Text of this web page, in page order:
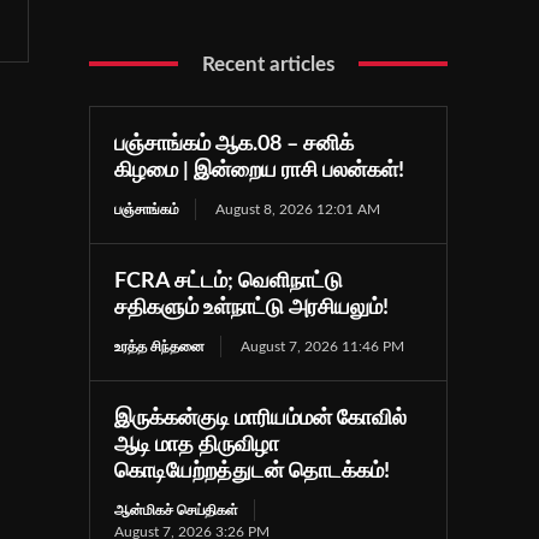
Recent articles
பஞ்சாங்கம் ஆக.08 – சனிக்
கிழமை | இன்றைய ராசி பலன்கள்!
பஞ்சாங்கம் August 8, 2026 12:01 AM
FCRA சட்டம்; வெளிநாட்டு
சதிகளும் உள்நாட்டு அரசியலும்!
உரத்த சிந்தனை August 7, 2026 11:46 PM
இருக்கன்குடி மாரியம்மன் கோவில்
ஆடி மாத திருவிழா
கொடியேற்றத்துடன் தொடக்கம்!
ஆன்மிகச் செய்திகள்
August 7, 2026 3:26 PM